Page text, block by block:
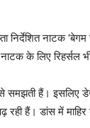
निर्देशित नाटक
के लिए रिहर्सल
समझती हैं। इसलिए
हैं। डांस में